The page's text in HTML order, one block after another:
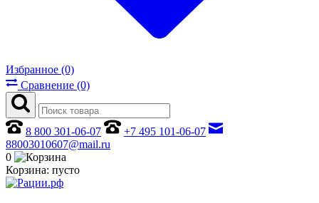
Избранное (0)
Сравнение (0)
8 800 301-06-07
+7 495 101-06-07
88003010607@mail.ru
0
Корзина: пусто